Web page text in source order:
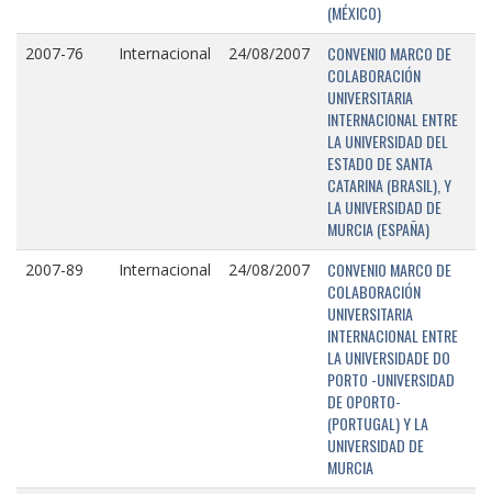
(MÉXICO)
2007-76 Internacional 24/08/2007
CONVENIO MARCO DE
COLABORACIÓN
UNIVERSITARIA
INTERNACIONAL ENTRE
LA UNIVERSIDAD DEL
ESTADO DE SANTA
CATARINA (BRASIL), Y
LA UNIVERSIDAD DE
MURCIA (ESPAÑA)
2007-89 Internacional 24/08/2007
CONVENIO MARCO DE
COLABORACIÓN
UNIVERSITARIA
INTERNACIONAL ENTRE
LA UNIVERSIDADE DO
PORTO -UNIVERSIDAD
DE OPORTO-
(PORTUGAL) Y LA
UNIVERSIDAD DE
MURCIA